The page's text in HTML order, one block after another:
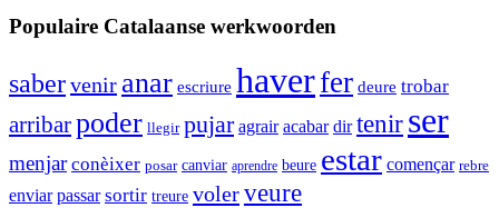
Populaire Catalaanse werkwoorden
sabervenir anar escriure haverfer deure trobar
arribarpoder llegir pujar agrair acabar dir tenirser
menjar conèixer posar canviar aprendre beure estar començar rebre
enviar passar sortir treure volerveure